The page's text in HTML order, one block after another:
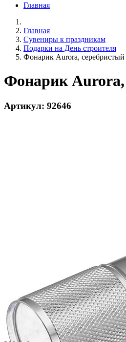
Главная
Главная
Сувениры к праздникам
Подарки на День строителя
Фонарик Aurora, серебристый
Фонарик Aurora,
Артикул: 92646